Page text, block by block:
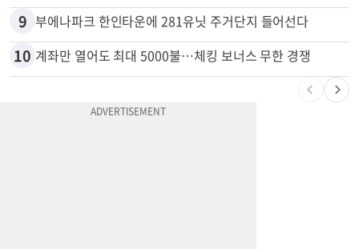
9 부에나파크 한인타운에 281유닛 주거단지 들어선다
10 계좌만 열어도 최대 5000불…체킹 보너스 무한 경쟁